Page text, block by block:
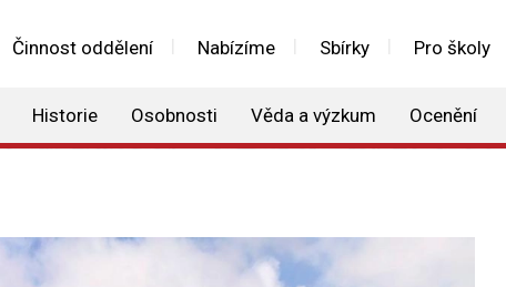
Činnost oddělení Nabízíme Sbírky Pro školy
Historie Osobnosti Věda a výzkum Ocenění